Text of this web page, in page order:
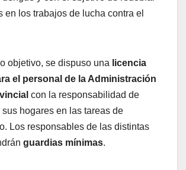
en los trabajos de lucha contra el
objetivo, se dispuso una licencia
el personal de la Administración
con la responsabilidad de
hogares en las tareas de
Los responsables de las distintas
guardias mínimas.